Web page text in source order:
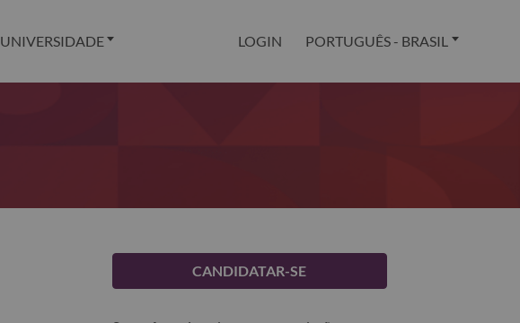
UNIVERSIDADE LOGIN PORTUGUÊS - BRASIL
CANDIDATAR-SE